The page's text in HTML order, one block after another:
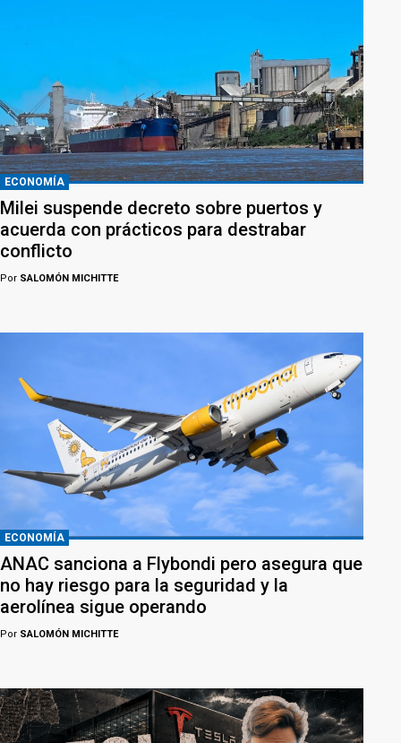
ECONOMÍA
Milei suspende decreto sobre puertos y
acuerda con prácticos para destrabar
conflicto
Por SALOMÓN MICHITTE
ECONOMÍA
ANAC sanciona a Flybondi pero asegura que
no hay riesgo para la seguridad y la
aerolínea sigue operando
Por SALOMÓN MICHITTE